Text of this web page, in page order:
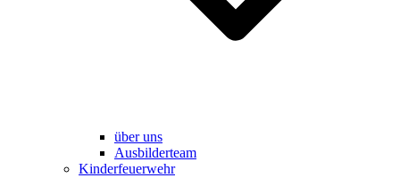
über uns
Ausbilderteam
Kinderfeuerwehr